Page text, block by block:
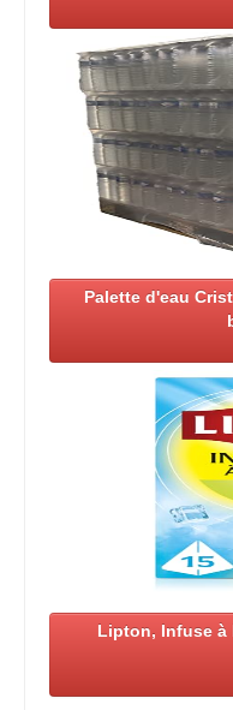
Palette d'eau
Lipton, Infuse à